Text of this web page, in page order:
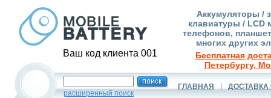
Ваш код клиента 001
Аккумуляторы /
клавиатуры / LCD
телефонов,
многих других
Бесплатная
Петербургу,
расширенный поиск
ГЛАВНАЯ ДОСТАВКА